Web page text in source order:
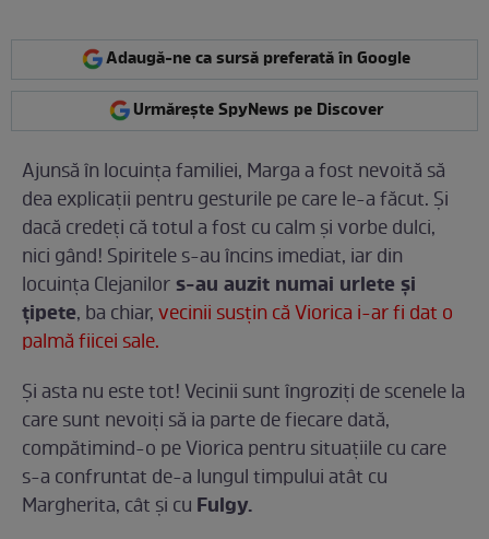
Adaugă-ne ca sursă preferată în Google
Urmărește SpyNews pe Discover
Ajunsă în locuința familiei, Marga a fost nevoită să
dea explicații pentru gesturile pe care le-a făcut. Și
dacă credeți că totul a fost cu calm și vorbe dulci,
nici gând! Spiritele s-au încins imediat, iar din
locuința Clejanilors-au auzit numai urlete și
țipete, ba chiar,vecinii susțin că Viorica i-ar fi dat o
palmă fiicei sale.
Și asta nu este tot! Vecinii sunt îngroziți de scenele la
care sunt nevoiți să ia parte de fiecare dată,
compătimind-o pe Viorica pentru situațiile cu care
s-a confruntat de-a lungul timpului atât cu
Margherita, cât și cu Fulgy.